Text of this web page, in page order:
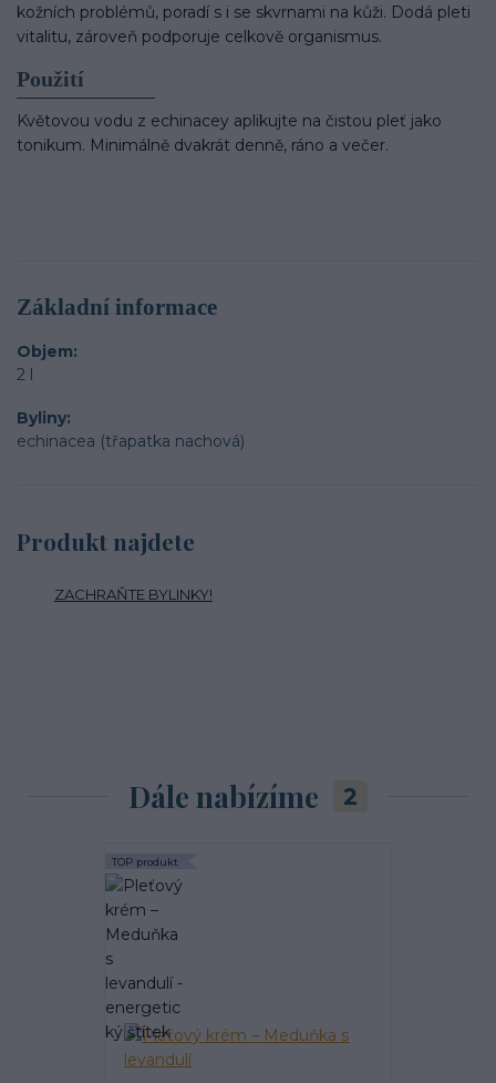
kožních problémů, poradí s i se skvrnami na kůži. Dodá pleti
vitalitu, zároveň podporuje celkově organismus.
Použití
Květovou vodu z echinacey aplikujte na čistou pleť jako
tonikum. Minimálně dvakrát denně, ráno a večer.
Základní informace
Objem
2 l
Byliny
echinacea (třapatka nachová)
Produkt najdete
ZACHRAŇTE BYLINKY!
Dále nabízíme 2
TOP produkt